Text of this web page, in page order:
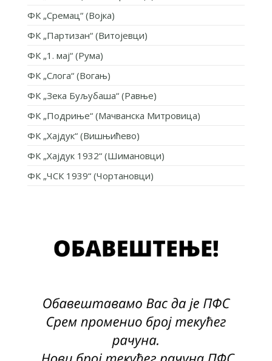
ФК „Сремац“ (Војка)
ФК „Партизан“ (Витојевци)
ФК „1. мај“ (Рума)
ФК „Слога“ (Вогањ)
ФК „Зека Буљубаша“ (Равње)
ФК „Подриње“ (Мачванска Митровица)
ФК „Хајдук“ (Вишњићево)
ФК „Хајдук 1932“ (Шимановци)
ФК „ЧСК 1939“ (Чортановци)